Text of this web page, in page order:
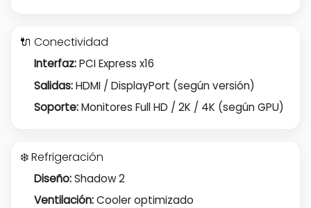
🔌 Conectividad
Interfaz:PCI Express x16
Salidas:HDMI / DisplayPort (según versión)
Soporte:Monitores Full HD / 2K / 4K (según GPU)
❄️ Refrigeración
Diseño:Shadow 2
Ventilación:Cooler optimizado